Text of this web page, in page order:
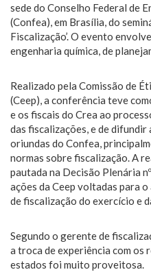
sede do Conselho Federal de
(Confea), em Brasília, do
Fiscalização’. O evento
engenharia química, de
Realizado pela Comissão de
(Ceep), a conferência teve
e os fiscais do Crea ao
das fiscalizações, e de difundir
oriundas do Confea,
normas sobre fiscalização. A
pautada na Decisão Plenária
ações da Ceep voltadas para
de fiscalização do exercício e
Segundo o gerente de
a troca de experiência com os
estados foi muito proveitosa.